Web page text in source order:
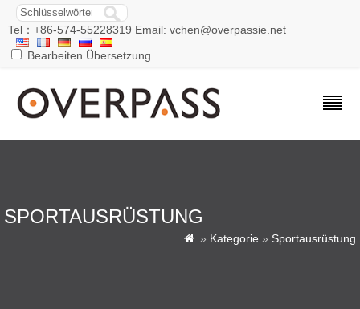
Tel：+86-574-55228319 Email: vchen@overpassie.net
Bearbeiten Übersetzung
SPORTAUSRÜSTUNG
 » Kategorie » Sportausrüstung